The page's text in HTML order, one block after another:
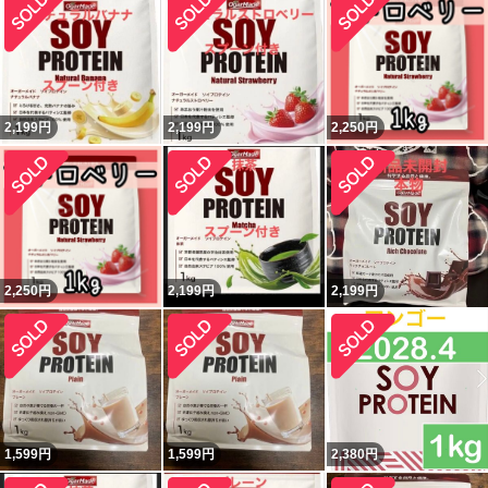
2,199円 2,199円 2,250円
2,250円 2,199円 2,199円
1,599円 1,599円 2,380円